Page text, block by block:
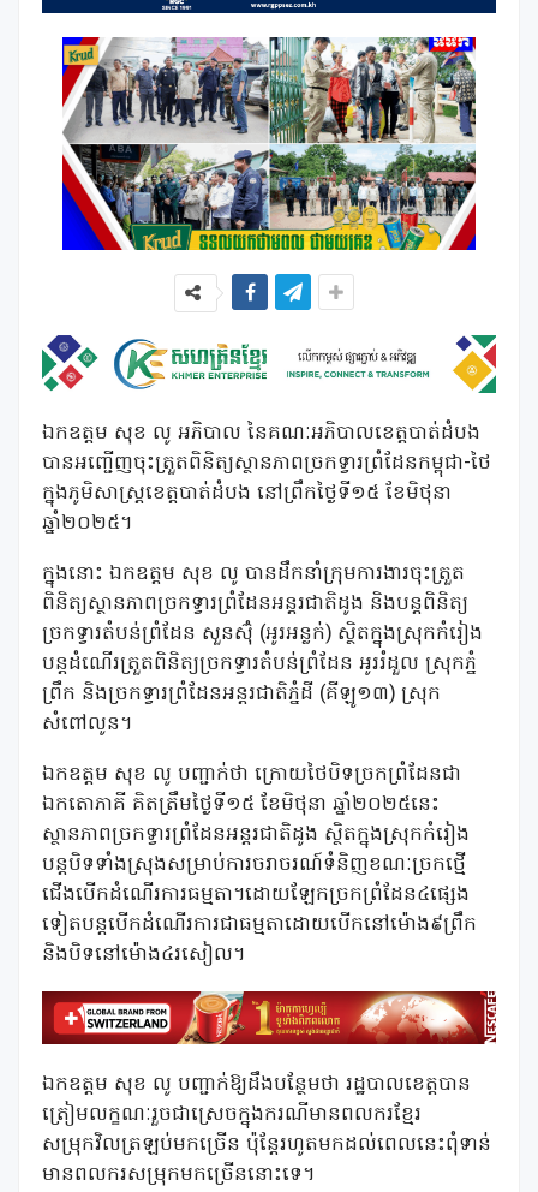
ឯកឧត្តម សុខ លូ អភិបាល នៃគណៈអភិបាលខេត្តបាត់ដំបង
បានអញ្ជើញចុះត្រួតពិនិត្យស្ថានភាពច្រកទ្វារព្រំដែនកម្ពុជា-ថៃ
ក្នុងភូមិសាស្រ្តខេត្តបាត់ដំបង នៅព្រឹកថ្ងៃទី១៥ ខែមិថុនា
ឆ្នាំ២០២៥។
ក្នុងនោះ ឯកឧត្តម សុខ លូ បានដឹកនាំក្រុមការងារចុះត្រួត
ពិនិត្យស្ថានភាពច្រកទ្វារព្រំដែនអន្តរជាតិដូង និងបន្តពិនិត្យ
ច្រកទ្វារតំបន់ព្រំដែន សួនស៊ុំ (អូរអន្លក់) ស្ថិតក្នុងស្រុកកំរៀង
បន្តដំណើរត្រួតពិនិត្យច្រកទ្វារតំបន់ព្រំដែន អូររំដួល ស្រុកភ្នំ
ព្រឹក និងច្រកទ្វារព្រំដែនអន្តរជាតិភ្នំដី (គីឡូ១៣) ស្រុក
សំពៅលូន។
ឯកឧត្តម សុខ លូ បញ្ជាក់ថា ក្រោយថៃបិទច្រកព្រំដែនជា
ឯកតោភាគី គិតត្រឹមថ្ងៃទី១៥ ខែមិថុនា ឆ្នាំ២០២៥នេះ
ស្ថានភាពច្រកទ្វារព្រំដែនអន្តរជាតិដូង ស្ថិតក្នុងស្រុកកំរៀង
បន្តបិទទាំងស្រុងសម្រាប់ការចរាចរណ៍ទំនិញខណៈច្រកថ្មើ
ជើងបើកដំណើរការធម្មតា។ដោយឡែកច្រកព្រំដែន៤ផ្សេង
ទៀតបន្តបើកដំណើរការជាធម្មតាដោយបើកនៅម៉ោង៩ព្រឹក
និងបិទនៅម៉ោង៤រសៀល។
ឯកឧត្តម សុខ លូ បញ្ជាក់ឱ្យដឹងបន្ថែមថា រដ្ឋបាលខេត្តបាន
ត្រៀមលក្ខណៈរួចជាស្រេចក្នុងករណីមានពលករខ្មែរ
សម្រុកវិលត្រឡប់មកច្រើន ប៉ុន្តែរហូតមកដល់ពេលនេះពុំទាន់
មានពលករសម្រុកមកច្រើននោះទេ។